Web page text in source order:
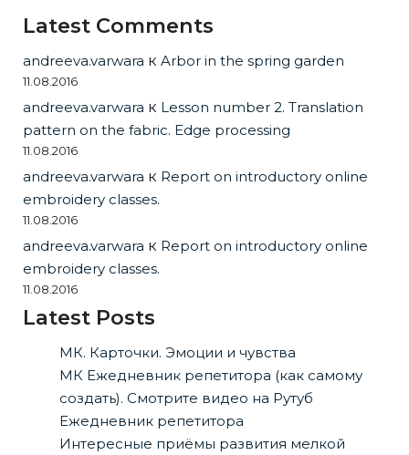
Latest Comments
andreeva.varwara к Arbor in the spring garden
11.08.2016
andreeva.varwara к Lesson number 2. Translation
pattern on the fabric. Edge processing
11.08.2016
andreeva.varwara к Report on introductory online
embroidery classes.
11.08.2016
andreeva.varwara к Report on introductory online
embroidery classes.
11.08.2016
Latest Posts
МК. Карточки. Эмоции и чувства
МК Ежедневник репетитора (как самому
создать). Смотрите видео на Рутуб
Ежедневник репетитора
Интересные приёмы развития мелкой